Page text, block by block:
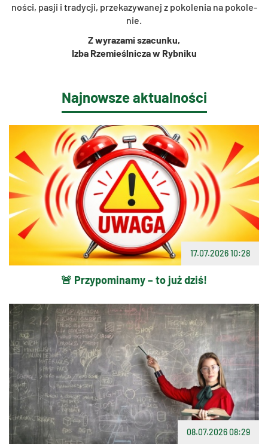
no­ści, pasji i tra­dy­cji, prze­ka­zy­wa­nej z po­ko­le­nia na po­ko­le­
nie.
Z wy­ra­za­mi sza­cun­ku,
Izba Rze­mieśl­ni­cza w Ryb­ni­ku
Najnowsze aktualności
17.07.2026 10:28
🚨 Przypominamy – to już dziś!
08.07.2026 08:29